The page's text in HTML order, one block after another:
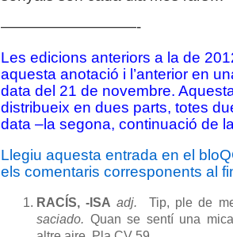
—————————-
Les edicions anteriors a la de
aquesta anotació i l’anterior en
data del 21 de novembre.
distribueix en dues parts, totes
data –la segona, continuació de
Llegiu aquesta entrada en el
els comentaris corresponents al
RACÍS, -ISA adj. Tip, ple de
saciado. Quan se sentí una